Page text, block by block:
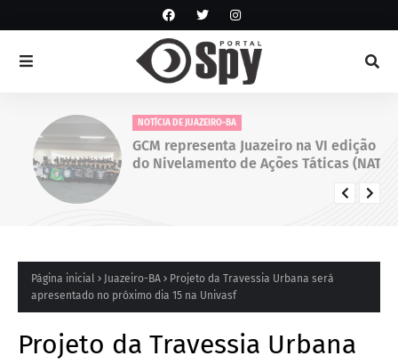
NOTÍCIA DE JUAZEIRO-BA
GCM representa Juazeiro na VI edição
do Nivelamento de Ações Táticas (NAT-
Página inicial Juazeiro-BA
Projeto da Travessia Urbana será
apresentado no próximo dia 15 na Univasf
Projeto da Travessia Urbana